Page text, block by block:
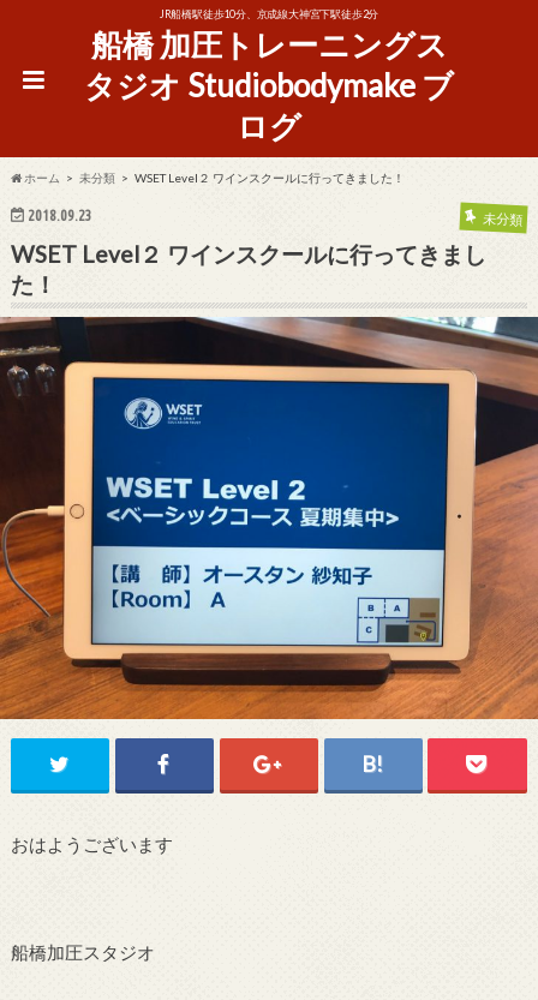
JR船橋駅徒歩10分、京成線大神宮下駅徒歩2分
船橋 加圧トレーニングス
タジオ Studiobodymake ブ
ログ
ホーム 未分類 WSET Level２ ワインスクールに行ってきました！
2018.09.23 未分類
WSET Level２ ワインスクールに行ってきまし
た！
おはようございます
船橋加圧スタジオ